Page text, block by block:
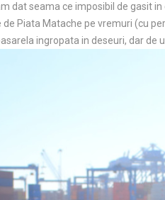
dat seama ce imposibil de gasit
Piata Matache pe vremuri (cu
ingropata in deseuri, dar de